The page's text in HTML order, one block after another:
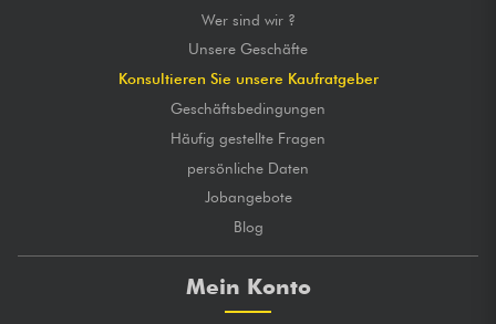
Wer sind wir ?
Unsere Geschäfte
Konsultieren Sie unsere Kaufratgeber
Geschäftsbedingungen
Häufig gestellte Fragen
persönliche Daten
Jobangebote
Blog
Mein Konto